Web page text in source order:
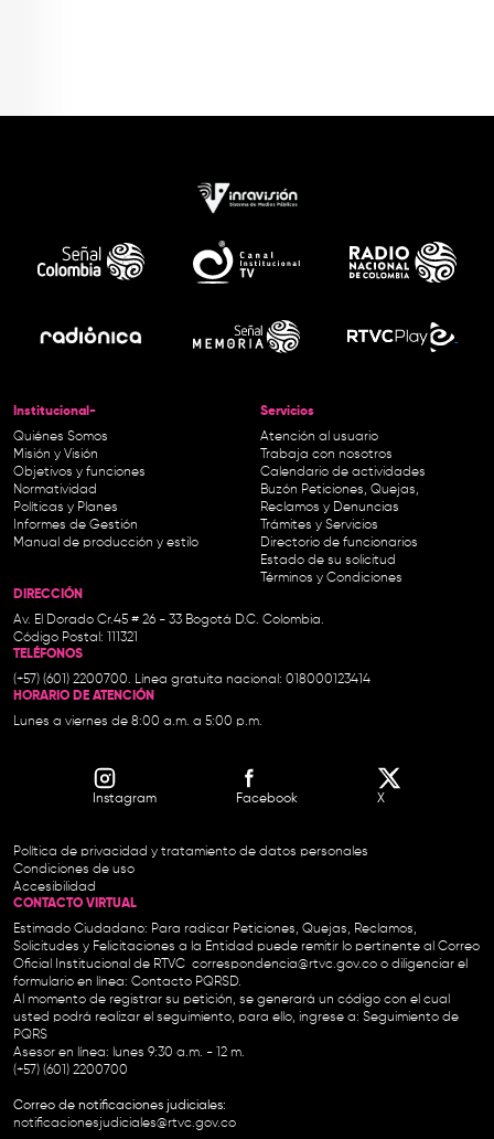
Institucional-
Quiénes Somos
Misión y Visión
Objetivos y funciones
Normatividad
Políticas y Planes
Informes de Gestión
Manual de producción y estilo
Servicios
Atención al usuario
Trabaja con nosotros
Calendario de actividades
Buzón Peticiones, Quejas,
Reclamos y Denuncias
Trámites y Servicios
Directorio de funcionarios
Estado de su solicitud
Términos y Condiciones
DIRECCIÓN
Av. El Dorado Cr.45 # 26 - 33 Bogotá D.C. Colombia.
Código Postal: 111321
TELÉFONOS
(+57) (601) 2200700. Línea gratuita nacional: 018000123414
HORARIO DE ATENCIÓN
Lunes a viernes de 8:00 a.m. a 5:00 p.m.
Instagram Facebook X
Política de privacidad y tratamiento de datos personales
Condiciones de uso
Accesibilidad
CONTACTO VIRTUAL
Estimado Ciudadano: Para radicar Peticiones, Quejas, Reclamos,
Solicitudes y Felicitaciones a la Entidad puede remitir lo pertinente al Correo
Oficial Institucional de RTVC correspondencia@rtvc.gov.co o diligenciar el
formulario en línea: Contacto PQRSD.
Al momento de registrar su petición, se generará un código con el cual
usted podrá realizar el seguimiento, para ello, ingrese a: Seguimiento de
PQRS
Asesor en línea: lunes 9:30 a.m. - 12 m.
(+57) (601) 2200700
Correo de notificaciones judiciales:
notificacionesjudiciales@rtvc.gov.co